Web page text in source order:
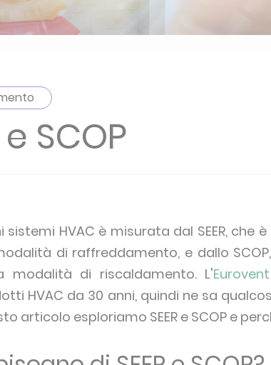
SCOP
HVAC è misurata dal SEER, che
di raffreddamento, e dallo
modalità di riscaldamento. L'
HVAC da 30 anni, quindi ne sa
articolo esploriamo SEER e SCOP e